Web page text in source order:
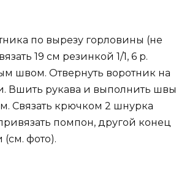
по вырезу горловины (не
19 см резинкой 1/1, 6 р.
швом. Отвернуть воротник на
Вшить рукава и выполнить швы
Связать крючком 2 шнурка
помпон, другой конец
фото).